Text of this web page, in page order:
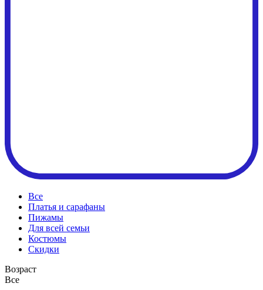
Все
Платья и сарафаны
Пижамы
Для всей семьи
Костюмы
Cкидки
Возраст
Все